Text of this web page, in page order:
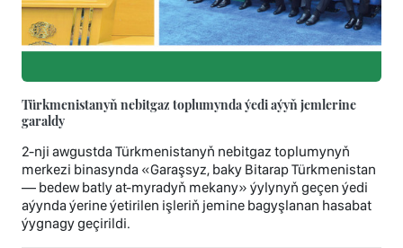
Türkmenistanyň nebitgaz toplumynda ýedi aýyň jemlerine
garaldy
2-nji awgustda Türkmenistanyň nebitgaz toplumynyň
merkezi binasynda «Garaşsyz, baky Bitarap Türkmenistan
— bedew batly at-myradyň mekany» ýylynyň geçen ýedi
aýynda ýerine ýetirilen işleriň jemine bagyşlanan hasabat
ýygnagy geçirildi.